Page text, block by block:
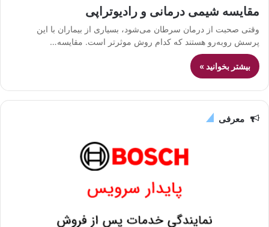
مقایسه شیمی درمانی و رادیوتراپی
وقتی صحبت از درمان سرطان می‌شود، بسیاری از بیماران با این
پرسش روبه‌رو هستند که کدام روش موثرتر است. مقایسه…
بیشتر بخوانید »
معرفی